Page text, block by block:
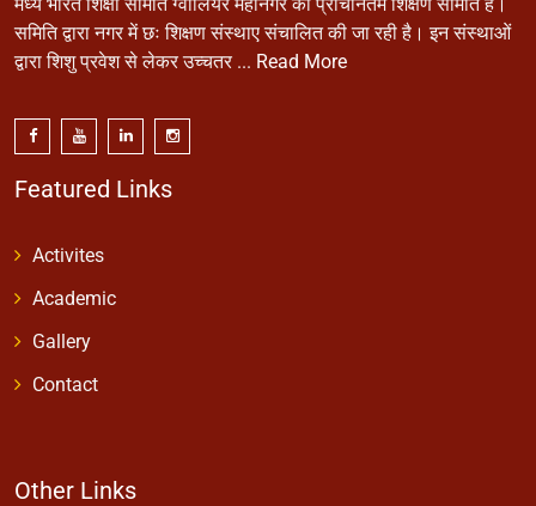
समिति द्वारा नगर में छः शिक्षण संस्थाए संचालित की जा रही है। इन संस्थाओं
द्वारा शिशु प्रवेश से लेकर उच्चतर ... Read More
Featured Links
Activites
Academic
Gallery
Contact
Other Links